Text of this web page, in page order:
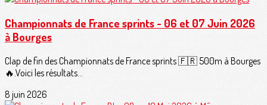
Championnats de France sprints - 06 et 07 Juin 2026
à Bourges
Clap de fin des Championnats de France sprints 🇫🇷 500m à Bourges
🔥.Voici les résultats...
8 juin 2026